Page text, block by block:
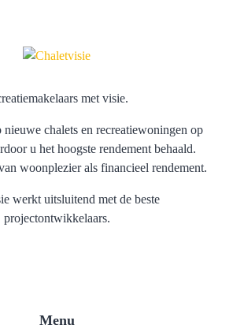
met visie.
chalets en recreatiewoningen op
u het hoogste rendement behaald.
woonplezier als financieel rendement.
werkt uitsluitend met de beste
projectontwikkelaars.
Menu